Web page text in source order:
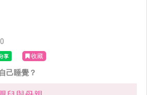
收藏
己睡覺？